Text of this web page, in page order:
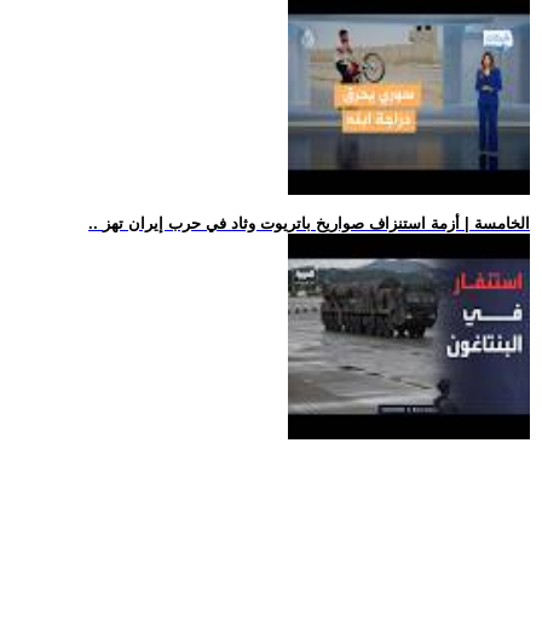
.. الخامسة | أزمة استنزاف صواريخ باتريوت وثاد في حرب إيران تهز